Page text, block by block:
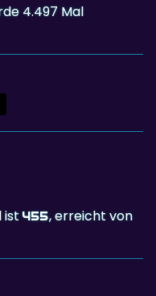
4.497 Mal
ist455, erreicht von